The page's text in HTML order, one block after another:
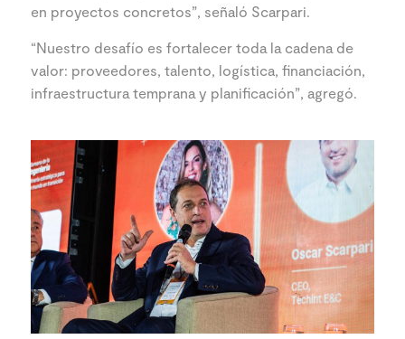
en proyectos concretos”, señaló Scarpari.
“Nuestro desafío es fortalecer toda la cadena de
valor: proveedores, talento, logística, financiación,
infraestructura temprana y planificación”, agregó.